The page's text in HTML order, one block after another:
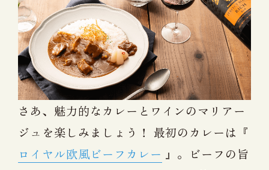
さあ、魅力的なカレーとワインのマリアー
ジュを楽しみましょう！ 最初のカレーは『
ロイヤル欧風ビーフカレー 』。ビーフの旨